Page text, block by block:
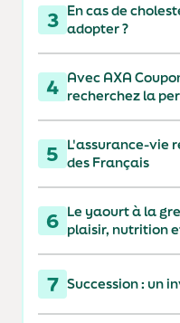
3 En cas de
adopter ?
4 Avec AXA
recherchez la
5 L'assurance-vie
des Français
6 Le yaourt à la
plaisir, nutrition
7 Succession : un